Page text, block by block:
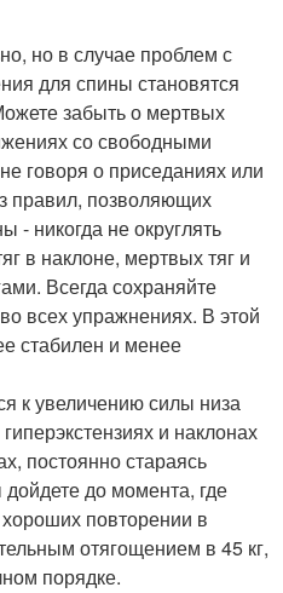
но в случае проблем с
для спины становятся
забыть о мертвых
со свободными
говоря о приседаниях или
правил, позволяющих
- никогда не округлять
в наклоне, мертвых тяг и
Всегда сохраняйте
всех упражнениях. В этой
стабилен и менее
к увеличению силы низа
и наклонах
постоянно стараясь
до момента, где
повторении в
отягощением в 45 кг,
порядке.